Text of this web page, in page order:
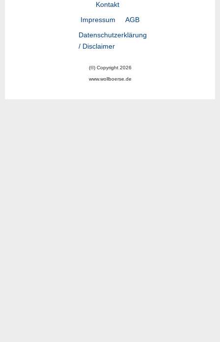
Kontakt
Impressum
AGB
Datenschutzerklärung
/ Disclaimer
(©) Copyright 2026
www.wollboerse.de